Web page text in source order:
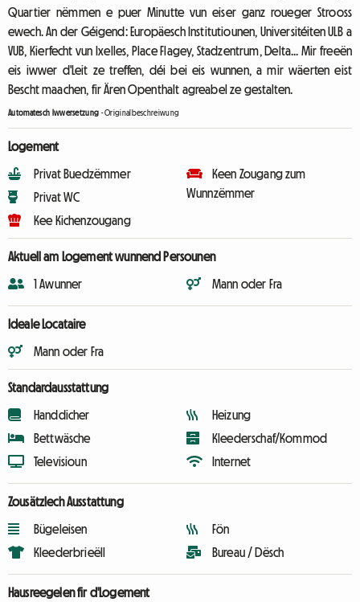
Quartier nëmmen e puer Minutte vun eiser ganz roueger Strooss
ewech. An der Géigend: Europäesch Institutiounen, Universitéiten ULB a
VUB, Kierfecht vun Ixelles, Place Flagey, Stadzentrum, Delta... Mir freeën
eis iwwer d'Leit ze treffen, déi bei eis wunnen, a mir wäerten eist
Bescht maachen, fir Ären Openthalt agreabel ze gestalten.
Automatesch Iwwersetzung -Originalbeschreiwung
Logement
Privat Buedzëmmer
Privat WC
Kee Kichenzougang
Keen Zougang zum
Wunnzëmmer
Aktuell am Logement wunnend Persounen
1 Awunner Mann oder Fra
Ideale Locataire
Mann oder Fra
Standardausstattung
Handdicher
Bettwäsche
Televisioun
Heizung
Kleederschaf/Kommod
Internet
Zousätzlech Ausstattung
Bügeleisen
Kleederbrieëll
Fön
Bureau / Dësch
Hausreegelen fir d'Logement